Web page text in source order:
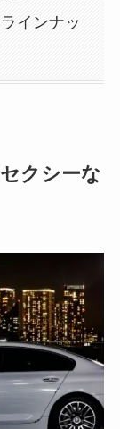
インナッ
クシーな